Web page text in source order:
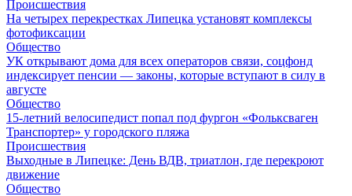
Происшествия
На четырех перекрестках Липецка установят комплексы
фотофиксации
Общество
УК открывают дома для всех операторов связи, соцфонд
индексирует пенсии — законы, которые вступают в силу в
августе
Общество
15-летний велосипедист попал под фургон «Фольксваген
Транспортер» у городского пляжа
Происшествия
Выходные в Липецке: День ВДВ, триатлон, где перекроют
движение
Общество